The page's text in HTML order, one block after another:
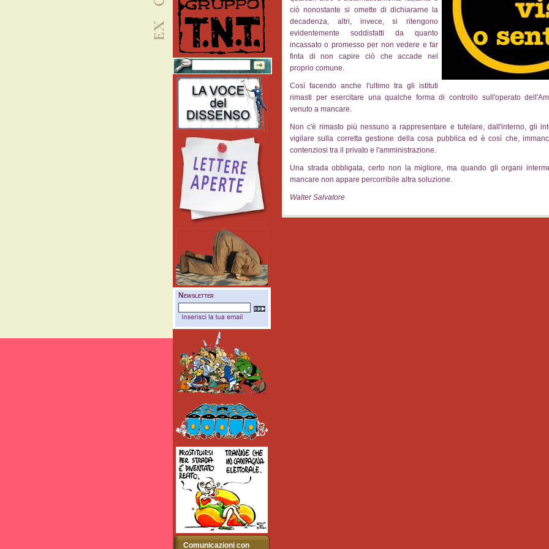
Newsletter
Comunicazioni con
ciò nonostante si omette di dichiararne la
decadenza, altri, invece, si ritengono
evidentemente soddisfatti da quanto
incassato o promesso per non vedere e far
finta di non capire ciò che accade nel
proprio comune.
Così facendo anche l'ultimo tra gli istituti
rimasti per esercitare una qualche forma di controllo sull'operato
venuto a mancare.
Non c'è rimasto più nessuno a rappresentare e tutelare, dall'interno, gli
vigilare sulla corretta gestione della cosa pubblica ed è così che,
contenziosi tra il privato e l'amministrazione.
Una strada obbligata, certo non la migliore, ma quando gli organi
mancare non appare percorribile altra soluzione.
Walter Salvatore